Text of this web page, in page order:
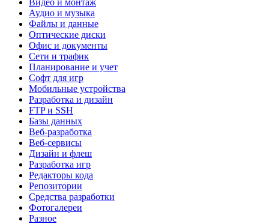
Аудио и музыка
Файлы и данные
Оптические диски
Офис и документы
Сети и трафик
Планирование и учет
Софт для игр
Мобильные устройства
Разработка и дизайн
FTP и SSH
Базы данных
Веб-разработка
Веб-сервисы
Дизайн и флеш
Разработка игр
Редакторы кода
Репозитории
Средства разработки
Фотогалереи
Разное